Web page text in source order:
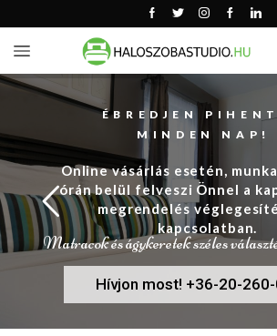
ÉBREDJEN
MINDEN NAP!
Matracok és ágykeretek széles
Online vásárlás esetén,
órán belül felveszi Önnel a
megrendelés
kapcsolatban.
Hívjon most! +36-20-